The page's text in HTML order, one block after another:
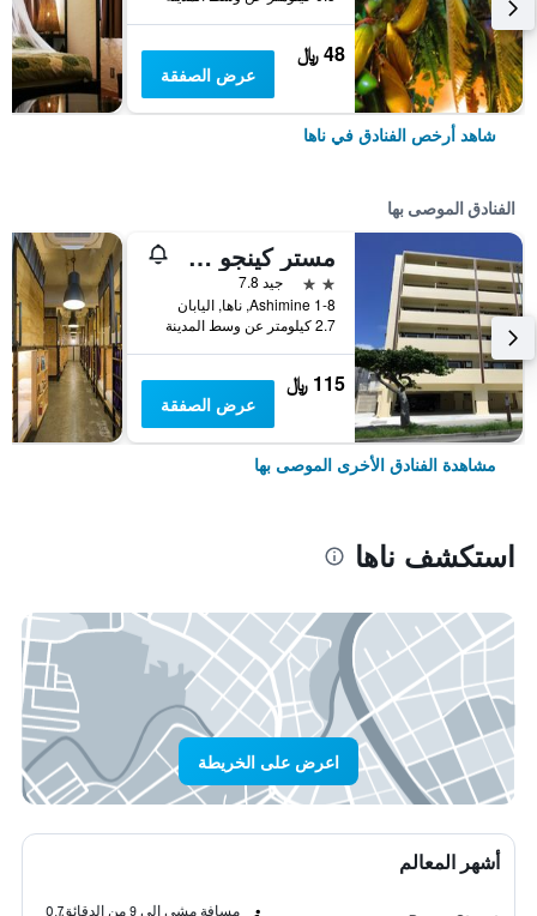
48 ﷼
عرض الصفقة
شاهد أرخص الفنادق في ناها
الفنادق الموصى بها
مستر كينجو فايوليت كوكوماي
2 نجمتين
جيد 7.8
1-8 Ashimine, ناها, اليابان
2.7 كيلومتر عن وسط المدينة
115 ﷼
عرض الصفقة
مشاهدة الفنادق الأخرى الموصى بها
استكشف ناها
اعرض على الخريطة
أشهر المعالم
مسافة مشي إلى 9 من الدقائق
0.7